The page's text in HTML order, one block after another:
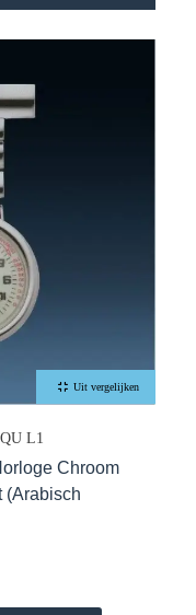
Uit vergelijken
L1
Chroom
(Arabisch